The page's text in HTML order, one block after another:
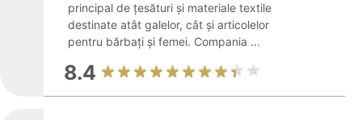
principal de țesături și materiale textile
destinate atât galelor, cât și articolelor
pentru bărbați și femei. Compania ...
8.4